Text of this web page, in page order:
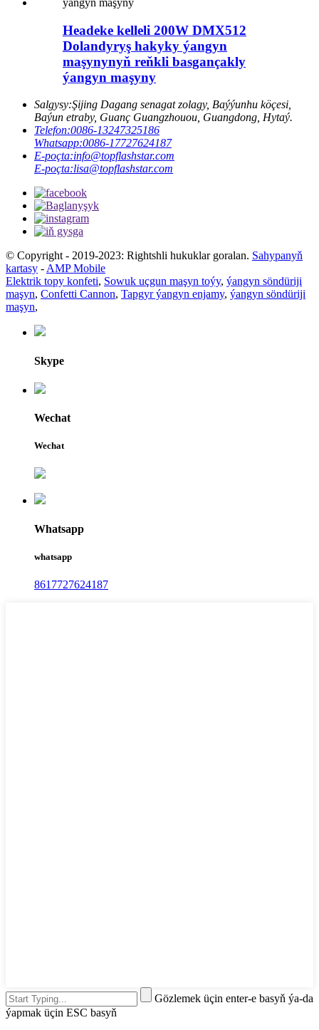
Headeke kelleli 200W DMX512
Dolandyryş hakyky ýangyn
maşynynyň reňkli basgançakly
ýangyn maşyny
Salgysy:Şijing Dagang senagat zolagy, Baýýunhu köçesi,
Baýun etraby, Guanç Guangzhouou, Guangdong, Hytaý.
Telefon:0086-13247325186
Whatsapp:0086-17727624187
E-poçta:info@topflashstar.com
E-poçta:lisa@topflashstar.com
© Copyright - 2019-2023: Rightshli hukuklar goralan. Sahypanyň
kartasy - AMP Mobile
Elektrik topy konfeti, Sowuk uçgun maşyn toýy, ýangyn söndüriji
maşyn, Confetti Cannon, Tapgyr ýangyn enjamy, ýangyn söndüriji
maşyn,
Skype
Wechat
Wechat
Whatsapp
whatsapp
8617727624187
Gözlemek üçin enter-e basyň ýa-da
ýapmak üçin ESC basyň